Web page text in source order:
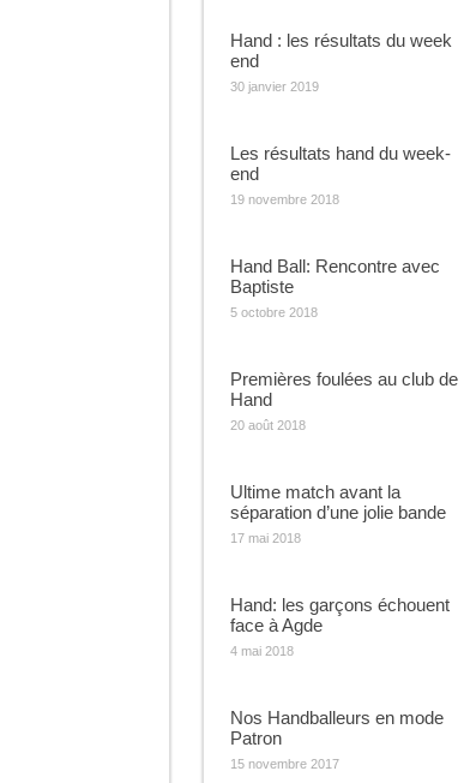
Hand : les résultats du week
end
30 janvier 2019
Les résultats hand du week-
end
19 novembre 2018
Hand Ball: Rencontre avec
Baptiste
5 octobre 2018
Premières foulées au club de
Hand
20 août 2018
Ultime match avant la
séparation d’une jolie bande
17 mai 2018
Hand: les garçons échouent
face à Agde
4 mai 2018
Nos Handballeurs en mode
Patron
15 novembre 2017